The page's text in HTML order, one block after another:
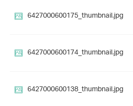
6427000600175_thumbnail.jpg
6427000600174_thumbnail.jpg
6427000600138_thumbnail.jpg